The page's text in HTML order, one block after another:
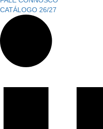
CATÁLOGO 26/27